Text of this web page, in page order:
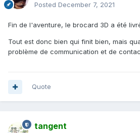
Posted December 7, 2021
Fin de l'aventure, le brocard 3D a été
Tout est donc bien qui finit bien, mais
problème de communication et de
Quote
tangent